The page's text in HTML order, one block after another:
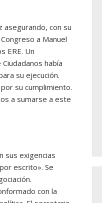
asegurando, con su
a Manuel
ERE. Un
había
su ejecución.
su cumplimiento.
a sumarse a este
sus exigencias
escrito». Se
con la